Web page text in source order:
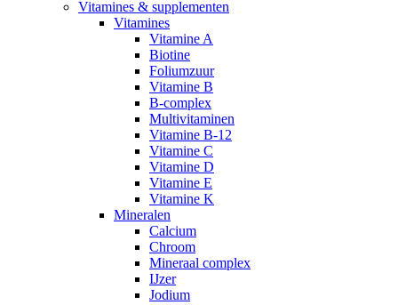
Vitamines & supplementen
Vitamines
Vitamine A
Biotine
Foliumzuur
Vitamine B
B-complex
Multivitaminen
Vitamine B-12
Vitamine C
Vitamine D
Vitamine E
Vitamine K
Mineralen
Calcium
Chroom
Mineraal complex
IJzer
Jodium